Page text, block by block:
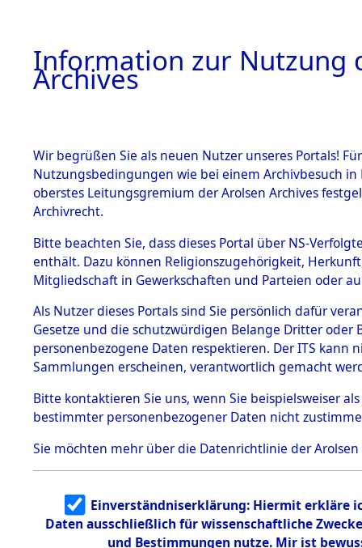
BESTÄNDE
1.
mente
5. Verschiedenes
5.3
Todesmärsche
5.3.1 Alliierte
Erhebungen
zu
Todesmärsch
en
5.3.2
Identifizierun
g
5.3.3
Todesmärsch
auf dem
zur
Roding,
zwischen
km)
Leben
Information zur Nutzung
Archives
Wir begrüßen Sie als neuen Nutzer unseres Portals!
Nutzungsbedingungen wie bei einem Archivbesuch
oberstes Leitungsgremium der Arolsen Archives
Archivrecht.
Bitte beachten Sie, dass dieses Portal über NS-
enthält. Dazu können Religionszugehörigkeit,
Mitgliedschaft in Gewerkschaften und Parteien oder
Als Nutzer dieses Portals sind Sie persönlich dafür
Gesetze und die schutzwürdigen Belange Dritter
personenbezogene Daten respektieren. Der ITS
Sammlungen erscheinen, verantwortlich gemacht
Bitte kontaktieren Sie uns, wenn Sie beispielsweiser
bestimmter personenbezogener Daten nicht
Sie möchten mehr über die Datenrichtlinie der Arolsen
Einverständniserklärung: Hiermit erkläre
Daten ausschließlich für wissenschaftliche
und Bestimmungen nutze. Mir ist